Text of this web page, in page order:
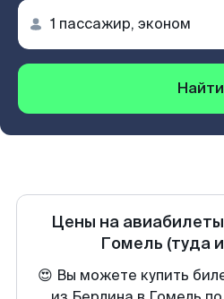
Найти
Цены на авиабилеты
Гомель (туда
😍 Вы можете купить